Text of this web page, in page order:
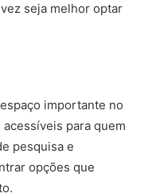
seja melhor optar
importante no
para quem
pesquisa e
opções que